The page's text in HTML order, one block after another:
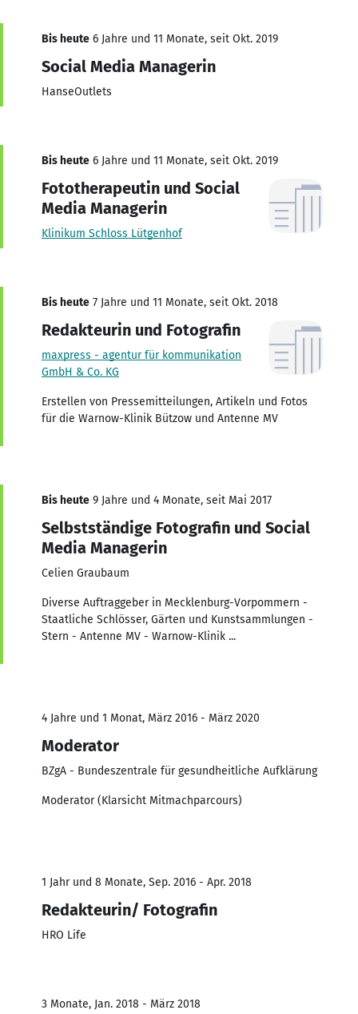
Bis heute 6 Jahre und 11 Monate, seit Okt. 2019
Social Media Managerin
HanseOutlets
Bis heute 6 Jahre und 11 Monate, seit Okt. 2019
Fototherapeutin und Social
Media Managerin
Klinikum Schloss Lütgenhof
Bis heute 7 Jahre und 11 Monate, seit Okt. 2018
Redakteurin und Fotografin
maxpress - agentur für kommunikation
GmbH & Co. KG
Erstellen von Pressemitteilungen, Artikeln und Fotos
für die Warnow-Klinik Bützow und Antenne MV
Bis heute 9 Jahre und 4 Monate, seit Mai 2017
Selbstständige Fotografin und Social
Media Managerin
Celien Graubaum
Diverse Auftraggeber in Mecklenburg-Vorpommern -
Staatliche Schlösser, Gärten und Kunstsammlungen -
Stern - Antenne MV - Warnow-Klinik ...
4 Jahre und 1 Monat, März 2016 - März 2020
Moderator
BZgA - Bundeszentrale für gesundheitliche Aufklärung
Moderator (Klarsicht Mitmachparcours)
1 Jahr und 8 Monate, Sep. 2016 - Apr. 2018
Redakteurin/ Fotografin
HRO Life
3 Monate, Jan. 2018 - März 2018